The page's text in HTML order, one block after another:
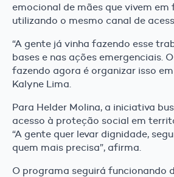
emocional de mães que vivem em
utilizando o mesmo canal de
“A gente já vinha fazendo esse
bases e nas ações emergenciais.
fazendo agora é organizar isso
Kalyne Lima.
Para Helder Molina, a iniciativa
acesso à proteção social em
“A gente quer levar dignidade,
quem mais precisa”, afirma.
O programa seguirá funcionando